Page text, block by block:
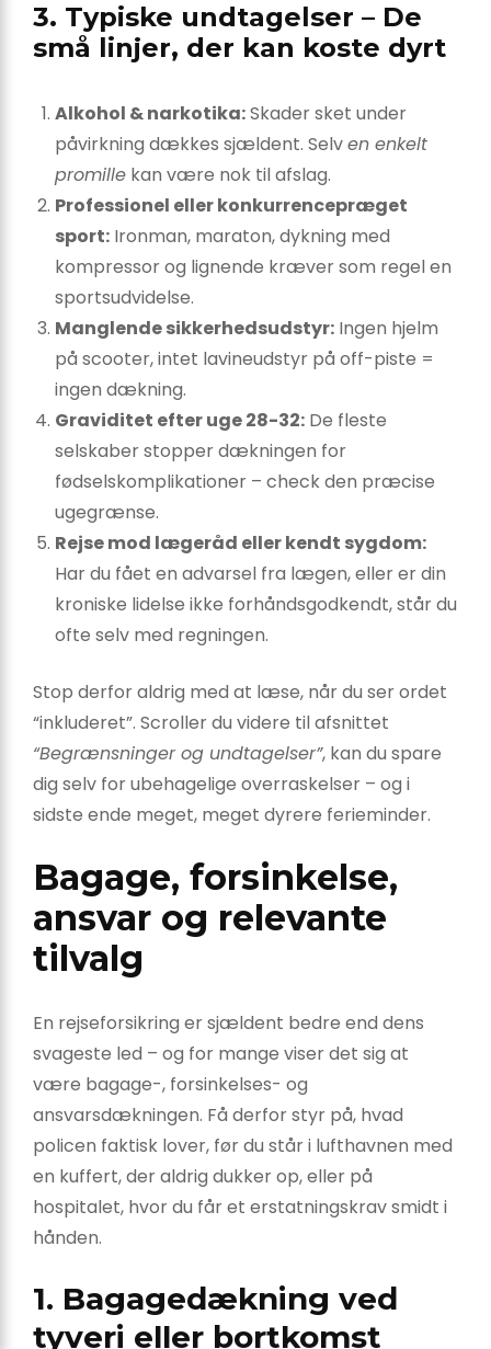
3. Typiske undtagelser – De
små linjer, der kan koste dyrt
Alkohol & narkotika:Skader sket under
påvirkning dækkes sjældent. Selven enkelt
promille kan være nok til afslag.
Professionel eller konkurrence­præget
sport: Ironman, maraton, dykning med
kompressor og lignende kræver som regel en
sportsudvidelse.
Manglende sikkerhedsudstyr: Ingen hjelm
på scooter, intet lavine­udstyr på off-piste =
ingen dækning.
Graviditet efter uge 28-32: De fleste
selskaber stopper dækningen for
fødselskomplikationer – check den præcise
ugegrænse.
Rejse mod lægeråd eller kendt sygdom:
Har du fået en advarsel fra lægen, eller er din
kroniske lidelse ikke forhåndsgodkendt, står du
ofte selv med regningen.
Stop derfor aldrig med at læse, når du ser ordet
“inkluderet”. Scroller du videre til afsnittet
“Begrænsninger og undtagelser”, kan du spare
dig selv for ubehagelige overraskelser – og i
sidste ende meget, meget dyrere ferieminder.
Bagage, forsinkelse,
ansvar og relevante
tilvalg
En rejseforsikring er sjældent bedre end dens
svageste led – og for mange viser det sig at
være bagage-, forsinkelses- og
ansvarsdækningen. Få derfor styr på, hvad
policen faktisk lover, før du står i lufthavnen med
en kuffert, der aldrig dukker op, eller på
hospitalet, hvor du får et erstatningskrav smidt i
hånden.
1. Bagagedækning ved
tyveri eller bortkomst